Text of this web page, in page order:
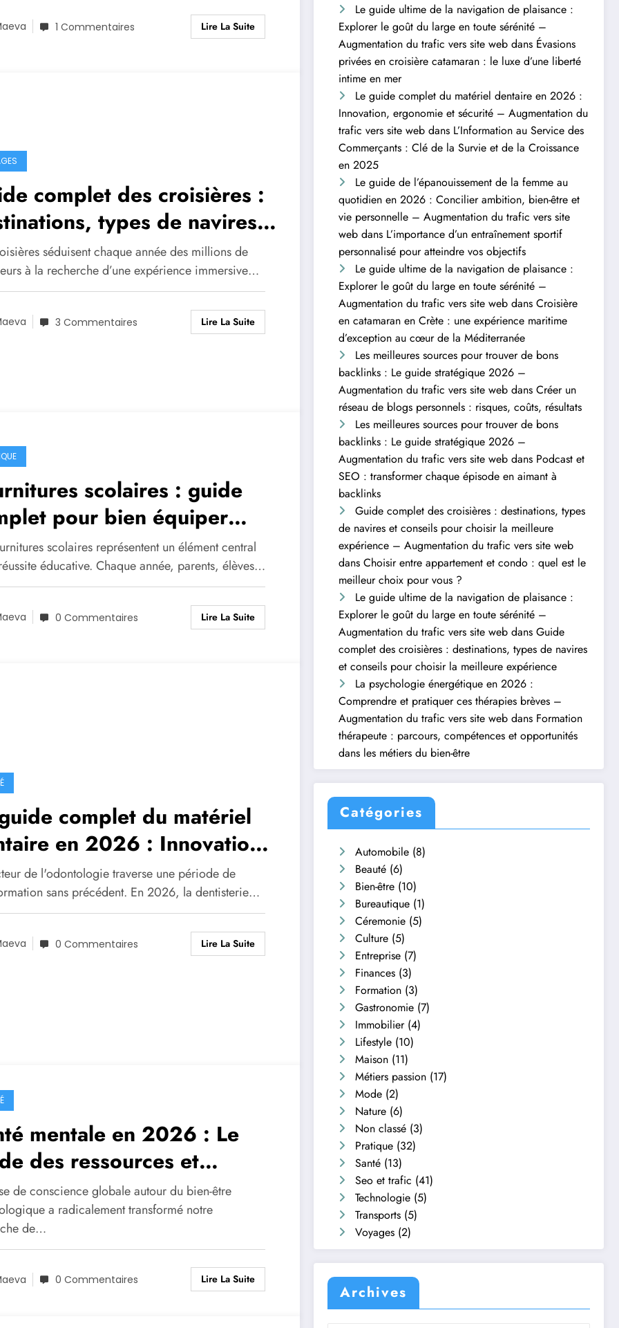
1 Commentaires Lire La Suite
complet des croisières :
types de navires
pour choisir la
expérience
séduisent chaque année des millions de
à la recherche d’une expérience immersive…
3 Commentaires Lire La Suite
scolaires : guide
pour bien équiper
et étudiants toute
scolaires représentent un élément central
éducative. Chaque année, parents, élèves…
0 Commentaires Lire La Suite
complet du matériel
en 2026 : Innovation,
et sécurité
de l'odontologie traverse une période de
sans précédent. En 2026, la dentisterie…
0 Commentaires Lire La Suite
mentale en 2026 : Le
des ressources et
d’un annuaire
de conscience globale autour du bien-être
a radicalement transformé notre
de…
0 Commentaires Lire La Suite
Le guide ultime de la navigation de plaisance :
Explorer le goût du large en toute sérénité –
Augmentation du trafic vers site web dans Évasions
privées en croisière catamaran : le luxe d’une liberté
intime en mer
Le guide complet du matériel dentaire en 2026 :
Innovation, ergonomie et sécurité – Augmentation du
trafic vers site web dans L’Information au Service des
Commerçants : Clé de la Survie et de la Croissance
en 2025
Le guide de l’épanouissement de la femme au
quotidien en 2026 : Concilier ambition, bien-être et
vie personnelle – Augmentation du trafic vers site
web dans L’importance d’un entraînement sportif
personnalisé pour atteindre vos objectifs
Le guide ultime de la navigation de plaisance :
Explorer le goût du large en toute sérénité –
Augmentation du trafic vers site web dansCroisière
en catamaran en Crète : une expérience maritime
d’exception au cœur de la Méditerranée
Les meilleures sources pour trouver de bons
backlinks : Le guide stratégique 2026 –
Augmentation du trafic vers site web dansCréer un
réseau de blogs personnels : risques, coûts, résultats
Les meilleures sources pour trouver de bons
backlinks : Le guide stratégique 2026 –
Augmentation du trafic vers site web dans Podcast et
SEO : transformer chaque épisode en aimant à
backlinks
Guide complet des croisières : destinations, types
de navires et conseils pour choisir la meilleure
expérience – Augmentation du trafic vers site web
dansChoisir entre appartement et condo : quel est le
meilleur choix pour vous ?
Le guide ultime de la navigation de plaisance :
Explorer le goût du large en toute sérénité –
Augmentation du trafic vers site web dansGuide
complet des croisières : destinations, types de navires
et conseils pour choisir la meilleure expérience
La psychologie énergétique en 2026 :
Comprendre et pratiquer ces thérapies brèves –
Augmentation du trafic vers site web dans Formation
thérapeute : parcours, compétences et opportunités
dans les métiers du bien-être
Catégories
Automobile (8)
Beauté (6)
Bien-être (10)
Bureautique (1)
Céremonie (5)
Culture (5)
Entreprise (7)
Finances (3)
Formation (3)
Gastronomie (7)
Immobilier(4)
Lifestyle (10)
Maison (11)
Métiers passion (17)
Mode (2)
Nature (6)
Non classé (3)
Pratique (32)
Santé (13)
Seo et trafic (41)
Technologie (5)
Transports (5)
Voyages (2)
Archives